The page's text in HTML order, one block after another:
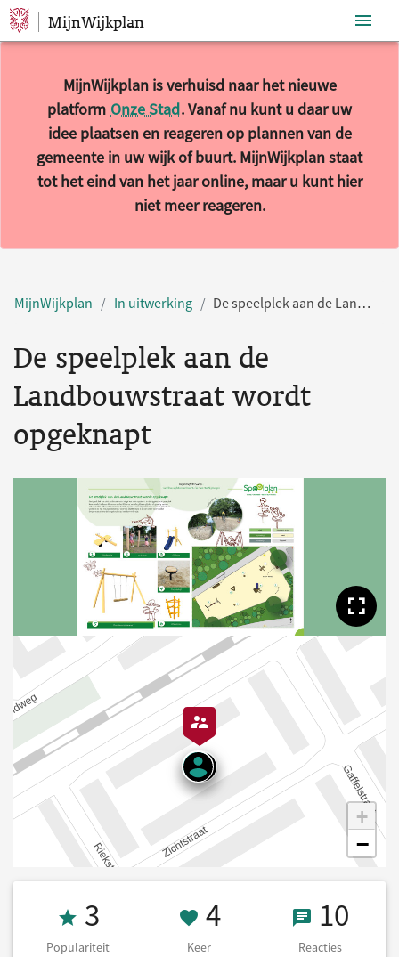
Sla navigatie over
MijnWijkplan
MijnWijkplan is verhuisd naar het nieuwe
platform Onze Stad. Vanaf nu kunt u daar uw
idee plaatsen en reageren op plannen van de
gemeente in uw wijk of buurt. MijnWijkplan staat
tot het eind van het jaar online, maar u kunt hier
niet meer reageren.
MijnWijkplan In uitwerking De speelplek aan de Landbouwstraat wordt opgeknapt
De speelplek aan de
Landbouwstraat wordt
opgeknapt
+
−
Populariteit 3
3
Populariteit
4 Keer
4
Keer
1010
Reacties